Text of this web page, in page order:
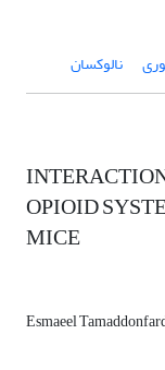
نالوکسان
OPIOID
MICE
Esmaeel